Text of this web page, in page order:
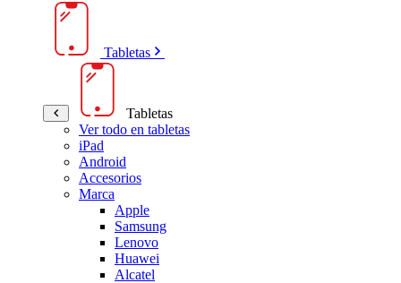
Tabletas
Tabletas
Ver todo en tabletas
iPad
Android
Accesorios
Marca
Apple
Samsung
Lenovo
Huawei
Alcatel